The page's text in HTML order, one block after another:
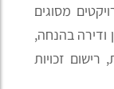
מסוגים
ודירה בהנחה,
רישום זכויות